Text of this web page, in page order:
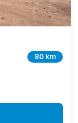
80 km